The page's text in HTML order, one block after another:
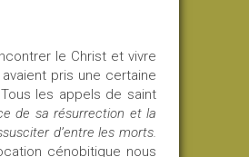
le Christ et vivre
pris une certaine
les appels de saint
de sa résurrection et la
d’entre les morts.
cénobitique nous